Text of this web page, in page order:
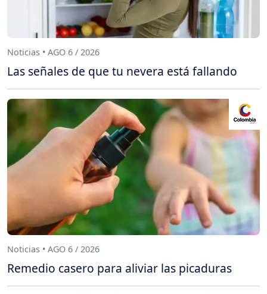
Noticias • AGO 6 / 2026
Las señales de que tu nevera está fallando
Noticias • AGO 6 / 2026
Remedio casero para aliviar las picaduras